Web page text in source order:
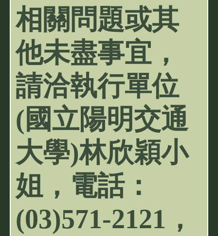
相關問題或其
他未盡事宜，
請洽執行單位
(國立陽明交通
大學)林欣穎小
姐，電話：
(03)571-2121，